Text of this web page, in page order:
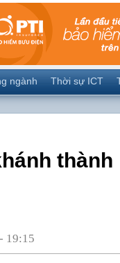
ngành Thời sự ICT
19:15